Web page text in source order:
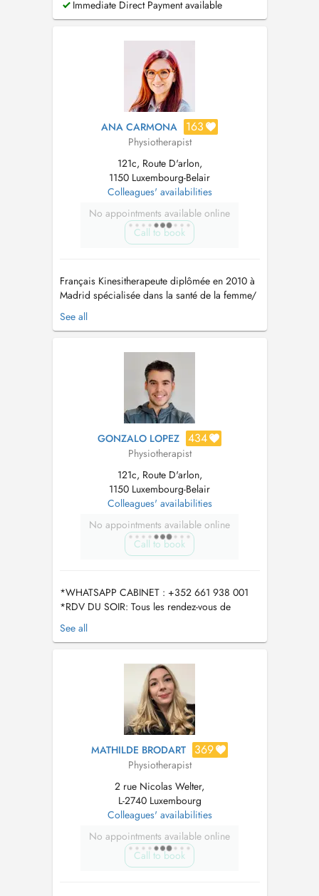
awarded an International PhD degree with full
from the Universidad Rey Juan Carlos. He c...
Immediate Direct Payment available
ANA CARMONA 163
Physiotherapist
121c, Route D'arlon,
1150 Luxembourg-Belair
Colleagues' availabilities
No appointments available online
Call to book
Français Kinesitherapeute diplômée en 2010 à
Madrid spécialisée dans la santé de la femme/
le nourrisson/ la machoire et la posture: - Prise
en charge pré et post-partum - Préparation
methode 5P...) - Rééducation du plancher
pelvienne (urinaire et fecal...
See all
GONZALO LOPEZ 434
Physiotherapist
121c, Route D'arlon,
1150 Luxembourg-Belair
Colleagues' availabilities
No appointments available online
Call to book
*WHATSAPP CABINET : +352 661 938 001
*RDV DU SOIR: Tous les rendez-vous de
l'après-midi à partir de 16:00h seront pris en
charge par Javier Ruiz, kinésithérapeute
sport et performance. Vous pouvez choisir son
nom sur la reservation. ----- Je suis...
See all
MATHILDE BRODART 369
Physiotherapist
2 rue Nicolas Welter,
L-2740 Luxembourg
Colleagues' availabilities
No appointments available online
Call to book